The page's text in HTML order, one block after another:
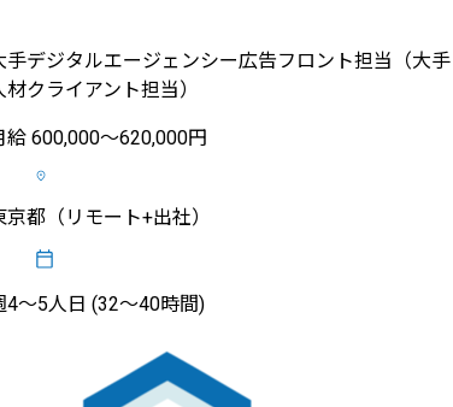
手デジタルエージェンシー広告フロント担当（大手
材クライアント担当）
給 600,000〜620,000円
京都（リモート+出社）
4〜5人日 (32〜40時間)